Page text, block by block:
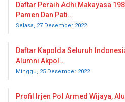
Daftar Peraih Adhi Makayasa
Pamen Dan Pati…
Selasa, 27 Desember 2022
Daftar Kapolda Seluruh
Alumni Akpol…
Minggu, 25 Desember 2022
Profil Irjen Pol Armed Wijaya,